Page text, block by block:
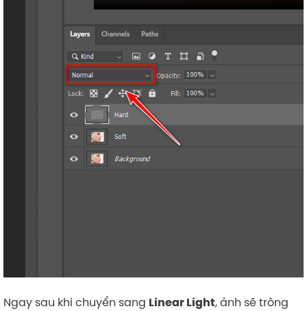
Ngay sau khi chuyển sang Linear Light, ảnh sẽ trông